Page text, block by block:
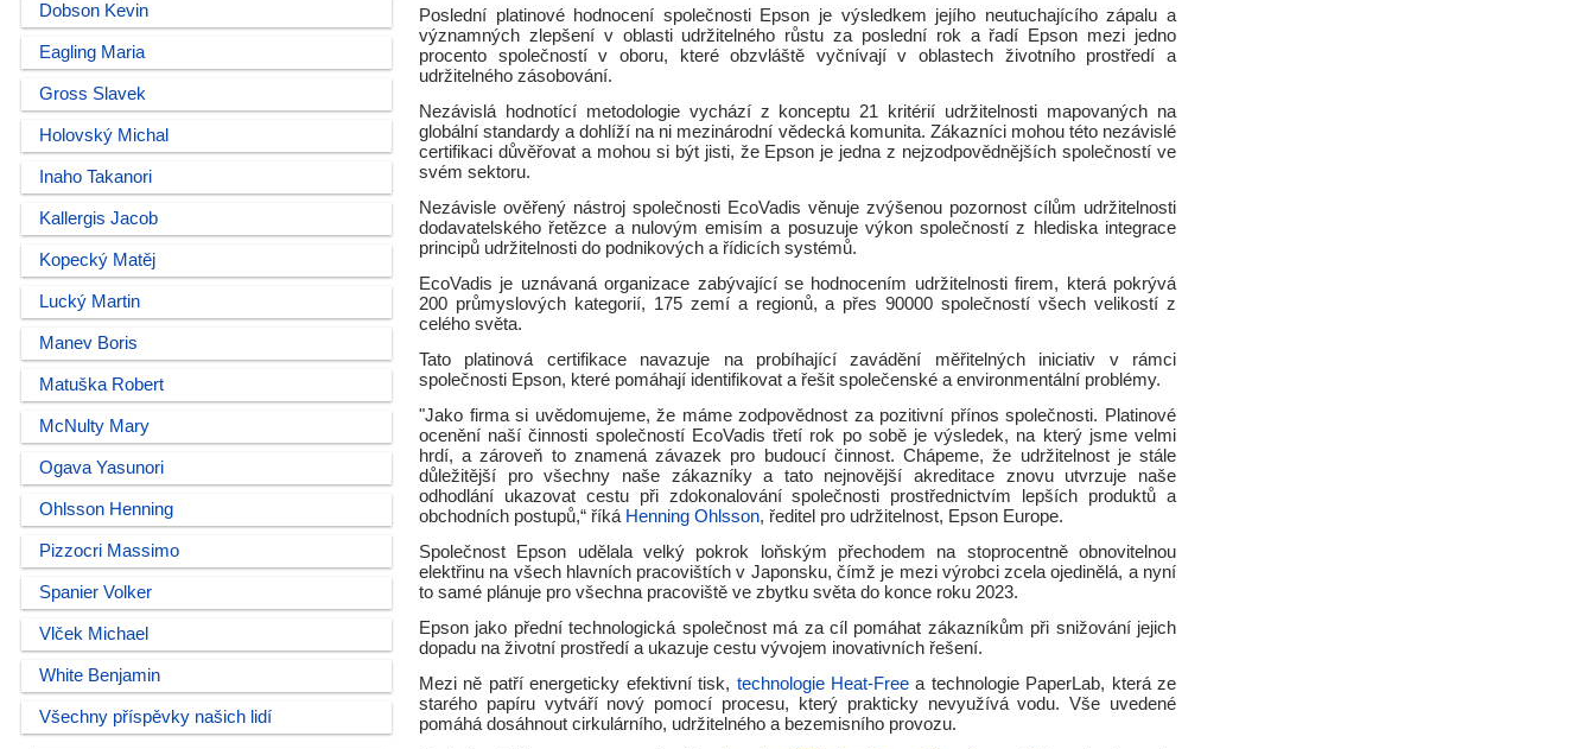
Dobson Kevin
Eagling Maria
Gross Slavek
Holovský Michal
Inaho Takanori
Kallergis Jacob
Kopecký Matěj
Lucký Martin
Manev Boris
Matuška Robert
McNulty Mary
Ogava Yasunori
Ohlsson Henning
Pizzocri Massimo
Spanier Volker
Vlček Michael
White Benjamin
Všechny příspěvky našich lidí
Poslední platinové hodnocení společnosti Epson je výsledkem jejího neutuchajícího zápalu a
významných zlepšení v oblasti udržitelného růstu za poslední rok a řadí Epson mezi jedno
procento společností v oboru, které obzvláště vyčnívají v oblastech životního prostředí a
udržitelného zásobování.
Nezávislá hodnotící metodologie vychází z konceptu 21 kritérií udržitelnosti mapovaných na
globální standardy a dohlíží na ni mezinárodní vědecká komunita. Zákazníci mohou této nezávislé
certifikaci důvěřovat a mohou si být jisti, že Epson je jedna z nejzodpovědnějších společností ve
svém sektoru.
Nezávisle ověřený nástroj společnosti EcoVadis věnuje zvýšenou pozornost cílům udržitelnosti
dodavatelského řetězce a nulovým emisím a posuzuje výkon společností z hlediska integrace
principů udržitelnosti do podnikových a řídicích systémů.
EcoVadis je uznávaná organizace zabývající se hodnocením udržitelnosti firem, která pokrývá
200 průmyslových kategorií, 175 zemí a regionů, a přes 90000 společností všech velikostí z
celého světa.
Tato platinová certifikace navazuje na probíhající zavádění měřitelných iniciativ v rámci
společnosti Epson, které pomáhají identifikovat a řešit společenské a environmentální problémy.
"Jako firma si uvědomujeme, že máme zodpovědnost za pozitivní přínos společnosti. Platinové
ocenění naší činnosti společností EcoVadis třetí rok po sobě je výsledek, na který jsme velmi
hrdí, a zároveň to znamená závazek pro budoucí činnost. Chápeme, že udržitelnost je stále
důležitější pro všechny naše zákazníky a tato nejnovější akreditace znovu utvrzuje naše
odhodlání ukazovat cestu při zdokonalování společnosti prostřednictvím lepších produktů a
obchodních postupů,“ říká Henning Ohlsson, ředitel pro udržitelnost, Epson Europe.
Společnost Epson udělala velký pokrok loňským přechodem na stoprocentně obnovitelnou
elektřinu na všech hlavních pracovištích v Japonsku, čímž je mezi výrobci zcela ojedinělá, a nyní
to samé plánuje pro všechna pracoviště ve zbytku světa do konce roku 2023.
Epson jako přední technologická společnost má za cíl pomáhat zákazníkům při snižování jejich
dopadu na životní prostředí a ukazuje cestu vývojem inovativních řešení.
Mezi ně patří energeticky efektivní tisk, technologie Heat-Freea technologie PaperLab, která ze
starého papíru vytváří nový pomocí procesu, který prakticky nevyužívá vodu. Vše uvedené
pomáhá dosáhnout cirkulárního, udržitelného a bezemisního provozu.